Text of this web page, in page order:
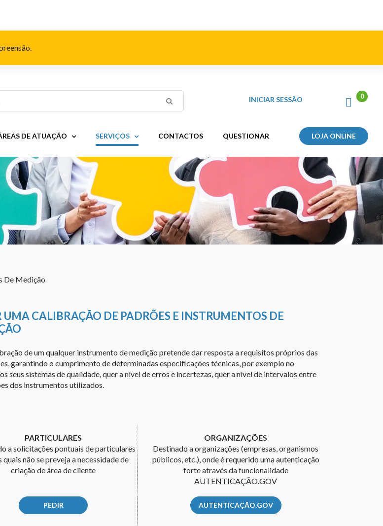
INICIAR SESSÃO
DE ATUAÇÃO SERVIÇOS CONTACTOS QUESTIONAR LOJA ONLINE
De Medição
UMA CALIBRAÇÃO DE PADRÕES E INSTRUMENTOS DE
de um qualquer instrumento de medição pretende dar resposta a requisitos próprios das
garantindo o cumprimento de determinadas especificações técnicas, por exemplo no
seus sistemas de qualidade, quer a nível de erros e incertezas, quer a nível de intervalos entre
dos instrumentos utilizados.
PARTICULARES
a solicitações pontuais de particulares
quais não se preveja a necessidade de
criação de área de cliente
ORGANIZAÇÕES
Destinado a organizações (empresas, organismos
públicos, etc.), onde é requerido uma autenticação
forte através da funcionalidade
AUTENTICAÇÃO.GOV
PEDIR AUTENTICAÇÃO.GOV